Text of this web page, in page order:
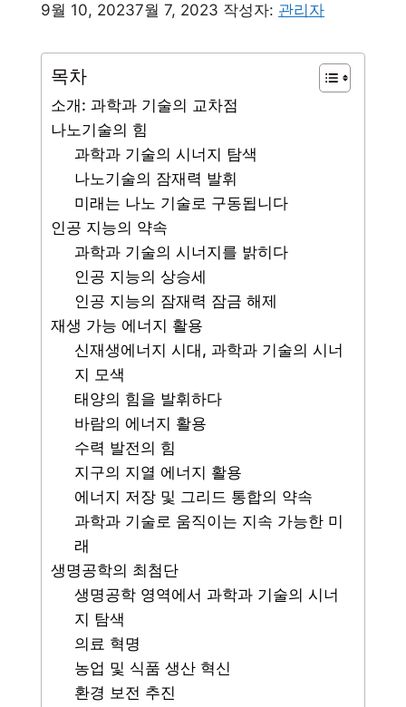
9월 10, 20237월 7, 2023 작성자: 관리자
목차
소개: 과학과 기술의 교차점
나노기술의 힘
과학과 기술의 시너지 탐색
나노기술의 잠재력 발휘
미래는 나노 기술로 구동됩니다
인공 지능의 약속
과학과 기술의 시너지를 밝히다
인공 지능의 상승세
인공 지능의 잠재력 잠금 해제
재생 가능 에너지 활용
신재생에너지 시대, 과학과 기술의 시너
지 모색
태양의 힘을 발휘하다
바람의 에너지 활용
수력 발전의 힘
지구의 지열 에너지 활용
에너지 저장 및 그리드 통합의 약속
과학과 기술로 움직이는 지속 가능한 미
래
생명공학의 최첨단
생명공학 영역에서 과학과 기술의 시너
지 탐색
의료 혁명
농업 및 식품 생산 혁신
환경 보전 추진